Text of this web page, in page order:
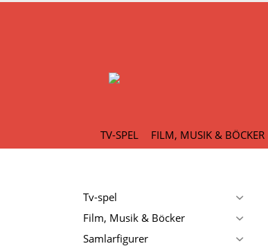
TV-SPEL FILM, MUSIK & BÖCKER
Tv-spel
Film, Musik & Böcker
Samlarfigurer